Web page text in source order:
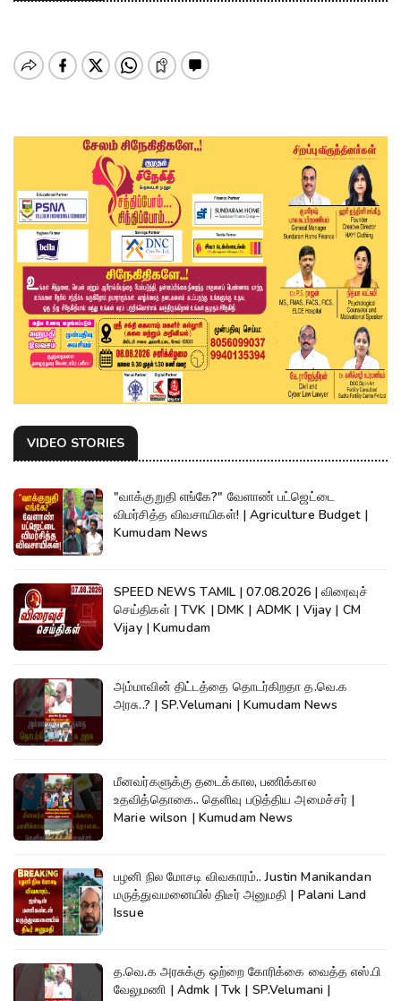
VIDEO STORIES
"வாக்குறுதி எங்கே?" வேளாண் பட்ஜெட்டை
விமர்சித்த விவசாயிகள்! | Agriculture Budget |
Kumudam News
SPEED NEWS TAMIL | 07.08.2026 | விரைவுச்
செய்திகள் | TVK | DMK | ADMK | Vijay | CM
Vijay | Kumudam
அம்மாவின் திட்டத்தை தொடர்கிறதா த.வெ.க
அரசு..? | SP.Velumani | Kumudam News
மீனவர்களுக்கு தடைக்கால, பணிக்கால
உதவித்தொகை.. தெளிவு படுத்திய அமைச்சர் |
Marie wilson | Kumudam News
பழனி நில மோசடி விவகாரம்.. Justin Manikandan
மருத்துவமனையில் திடீர் அனுமதி | Palani Land
Issue
த.வெ.க அரசுக்கு ஒற்றை கோரிக்கை வைத்த எஸ்.பி
வேலுமணி | Admk | Tvk | SP.Velumani |